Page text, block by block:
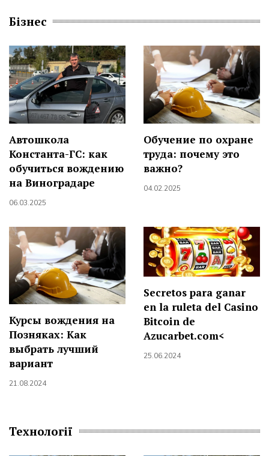
Бізнес
Автошкола
Константа-ГС: как
обучиться вождению
на Виноградаре
06.03.2025
Обучение по охране
труда: почему это
важно?
04.02.2025
Курсы вождения на
Позняках: Как
выбрать лучший
вариант
21.08.2024
Secretos para ganar
en la ruleta del Casino
Bitcoin de
Azucarbet.com<
25.06.2024
Технології